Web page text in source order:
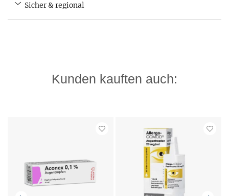
Sicher & regional
Kunden kauften auch: